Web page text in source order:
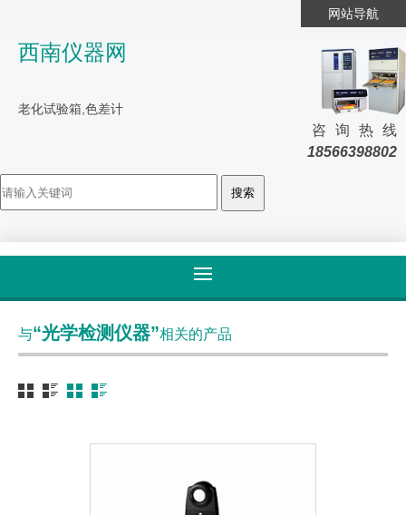
网站导航
西南仪器网
老化试验箱,色差计
咨询热线
18566398802
与“光学检测仪器”相关的产品